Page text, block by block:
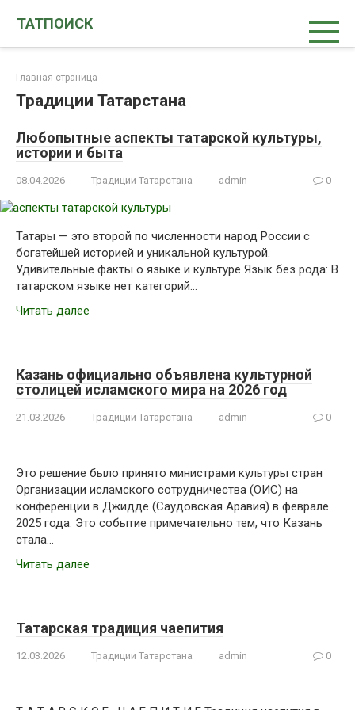
ТАТПОИСК
Главная страница
Традиции Татарстана
Любопытные аспекты татарской культуры,
истории и быта
08.04.2026 Традиции Татарстана admin 0
Татары — это второй по численности народ России с
богатейшей историей и уникальной культурой.
Удивительные факты о языке и культуре Язык без рода: В
татарском языке нет категорий…
Читать далее
Казань официально объявлена культурной
столицей исламского мира на 2026 год
21.03.2026 Традиции Татарстана admin 0
Это решение было принято министрами культуры стран
Организации исламского сотрудничества (ОИС) на
конференции в Джидде (Саудовская Аравия) в феврале
2025 года. Это событие примечательно тем, что Казань
стала…
Читать далее
Татарская традиция чаепития
12.03.2026 Традиции Татарстана admin 0